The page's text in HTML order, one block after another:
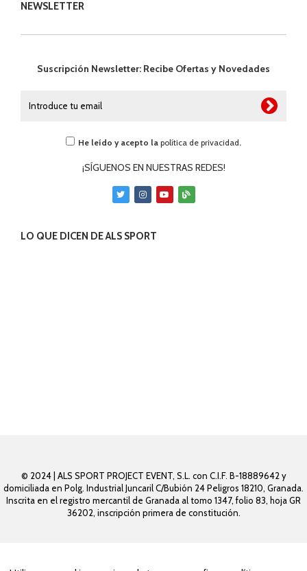
NEWSLETTER
Suscripción Newsletter: Recibe Ofertas y Novedades
He leído y acepto la política de privacidad.
¡SÍGUENOS EN NUESTRAS REDES!
LO QUE DICEN DE ALS SPORT
© 2024 | ALS SPORT PROJECT EVENT, S.L. con C.I.F. B-18889642 y
domiciliada en Polg. Industrial Juncaril C/Bubión 24 Peligros 18210, Granada.
Inscrita en el registro mercantil de Granada al tomo 1347, folio 83, hoja GR
36202, inscripción primera de constitución.